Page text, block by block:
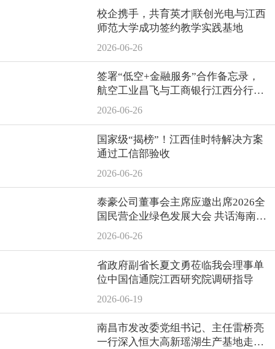
校企携手，共育英才|联创光电与江西
师范大学成功签约教学实践基地
2026-06-26
签署“低空+金融服务”合作备忘录，
航空工业昌飞与工商银行江西分行达
成战略合作
2026-06-26
国家级“揭榜”！江西佳时特解决方案
通过工信部验收
2026-06-26
泰豪公司董事会主席应邀出席2026全
国民营企业绿色发展大会 共话海南自
贸港绿色新机遇
2026-06-26
省政府副省长夏文勇莅临我会理事单
位中国信通院江西研究院调研指导
2026-06-19
南昌市发改委党组书记、主任雷桥亮
一行深入恒大高新瑶湖生产基地走访